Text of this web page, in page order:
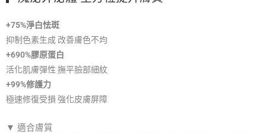
+75%淨白怯斑
抑制色素生成 改善膚色不均
+690%膠原蛋白
活化肌膚彈性 撫平臉部細紋
+99%修護力
極速修復受損 強化皮膚屏障
▼ 適合膚質